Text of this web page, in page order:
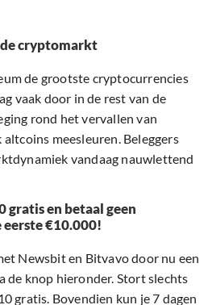
de cryptomarkt
de grootste cryptocurrencies
vaak door in de rest van de
rond het vervallen van
meesleuren. Beleggers
vandaag nauwlettend
gratis en betaal geen
eerste €10.000!
Newsbit en Bitvavo door nu een
de knop hieronder. Stort slechts
gratis. Bovendien kun je 7 dagen